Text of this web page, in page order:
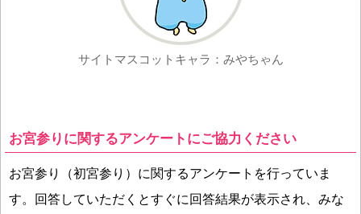
サイトマスコットキャラ：みやちゃん
お宮参りに関するアンケートにご協力ください
お宮参り（初宮参り）に関するアンケートを行っていま
す。回答していただくとすぐに回答結果が表示され、みな